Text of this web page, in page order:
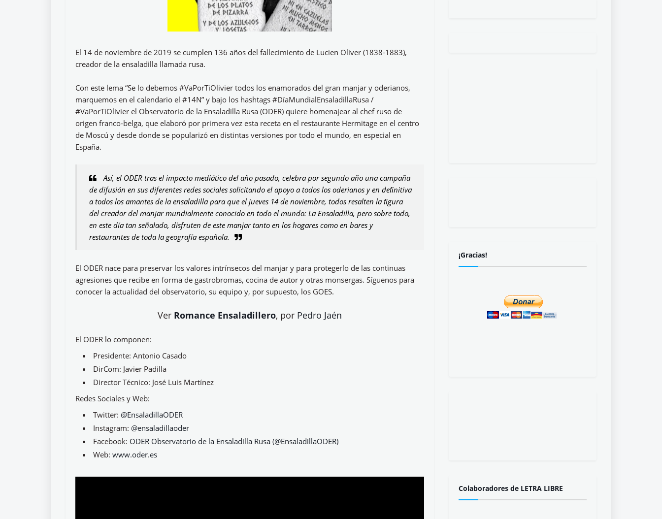
El 14 de noviembre de 2019 se cumplen 136 años del fallecimiento de Lucien Oliver (1838-1883),
creador de la ensaladilla llamada rusa.
Con este lema “Se lo debemos #VaPorTiOlivier todos los enamorados del gran manjar y oderianos,
marquemos en el calendario el #14N” y bajo los hashtags #DíaMundialEnsaladillaRusa /
#VaPorTiOlivier el Observatorio de la Ensaladilla Rusa (ODER) quiere homenajear al chef ruso de
origen franco-belga, que elaboró por primera vez esta receta en el restaurante Hermitage en el centro
de Moscú y desde donde se popularizó en distintas versiones por todo el mundo, en especial en
España.
Así, el ODER tras el impacto mediático del año pasado, celebra por segundo año una campaña
de difusión en sus diferentes redes sociales solicitando el apoyo a todos los oderianos y en deﬁnitiva
a todos los amantes de la ensaladilla para que el jueves 14 de noviembre, todos resalten la ﬁgura
del creador del manjar mundialmente conocido en todo el mundo: La Ensaladilla, pero sobre todo,
en este día tan señalado, disfruten de este manjar tanto en los hogares como en bares y
restaurantes de toda la geografía española.
El ODER nace para preservar los valores intrínsecos del manjar y para protegerlo de las continuas
agresiones que recibe en forma de gastrobromas, cocina de autor y otras monsergas. Síguenos para
conocer la actualidad del observatorio, su equipo y, por supuesto, los GOES.
Ver Romance Ensaladillero, por Pedro Jaén
El ODER lo componen:
Presidente: Antonio Casado
DirCom: Javier Padilla
Director Técnico: José Luis Martínez
Redes Sociales y Web:
Twitter: @EnsaladillaODER
Instagram: @ensaladillaoder
Facebook: ODER Observatorio de la Ensaladilla Rusa (@EnsaladillaODER)
Web: www.oder.es
¡Gracias!
Colaboradores de LETRA LIBRE